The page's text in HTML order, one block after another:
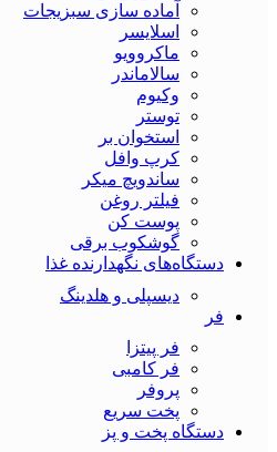
آماده سازی سبزیجات
اسلایسر
ماکروویو
سالاماندر
وکیوم
توستر
استخوان بر
کرپ وافل
ساندویچ میکر
فیلتر روغن
پوست کن
گوشکوب برقی
دستگاه‌های نگهدارنده غذا
دیسپلی و هلدینگ
فر
فر پیتزا
فر کامبی
پروفر
پخت سریع
دستگاه‌ پخت و پز